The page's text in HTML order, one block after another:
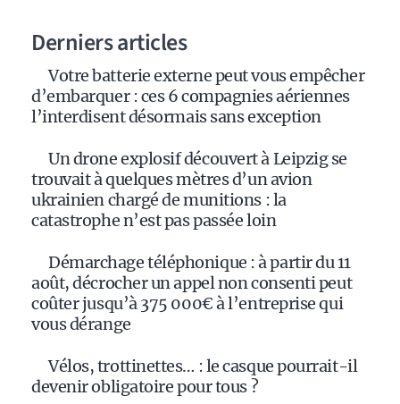
Derniers articles
Votre batterie externe peut vous empêcher
d’embarquer : ces 6 compagnies aériennes
l’interdisent désormais sans exception
Un drone explosif découvert à Leipzig se
trouvait à quelques mètres d’un avion
ukrainien chargé de munitions : la
catastrophe n’est pas passée loin
Démarchage téléphonique : à partir du 11
août, décrocher un appel non consenti peut
coûter jusqu’à 375 000€ à l’entreprise qui
vous dérange
Vélos, trottinettes… : le casque pourrait-il
devenir obligatoire pour tous ?